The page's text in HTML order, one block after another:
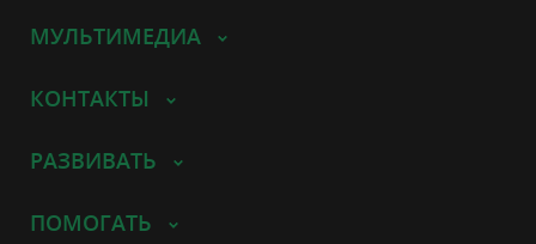
МУЛЬТИМЕДИА
КОНТАКТЫ
РАЗВИВАТЬ
ПОМОГАТЬ